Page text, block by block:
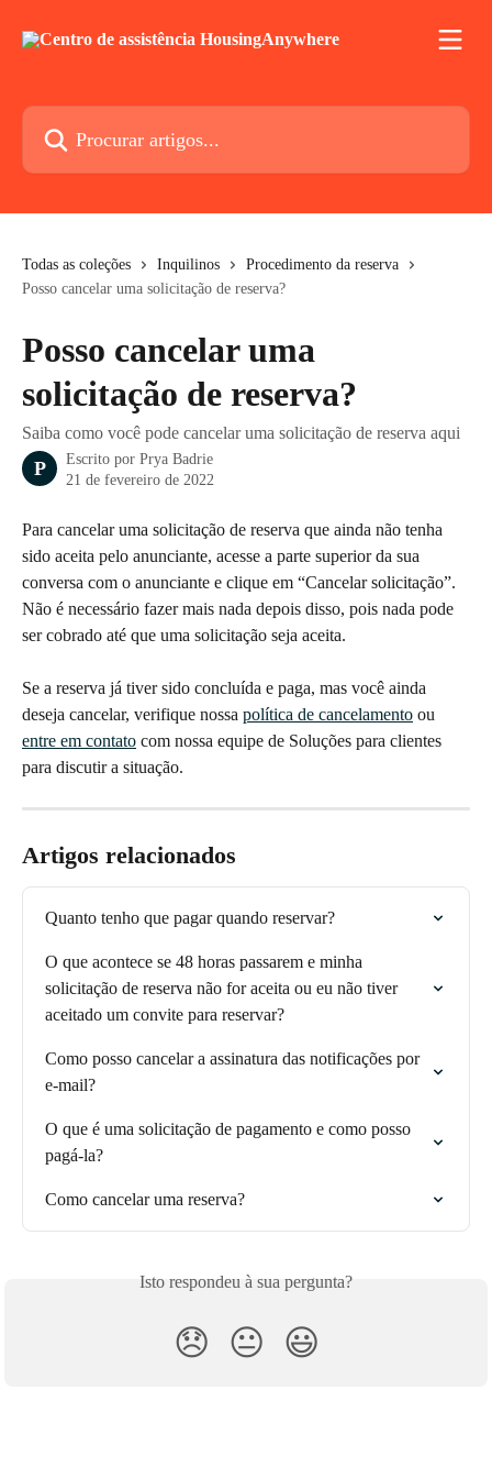
Procurar artigos...
Todas as coleções Inquilinos
Procedimento da reserva
Posso cancelar uma solicitação de reserva?
Posso cancelar uma
solicitação de reserva?
Saiba como você pode cancelar uma solicitação de reserva aqui
P Escrito por Prya Badrie
21 de fevereiro de 2022
Para cancelar uma solicitação de reserva que ainda não tenha
sido aceita pelo anunciante, acesse a parte superior da sua
conversa com o anunciante e clique em “Cancelar solicitação”.
Não é necessário fazer mais nada depois disso, pois nada pode
ser cobrado até que uma solicitação seja aceita.
Se a reserva já tiver sido concluída e paga, mas você ainda
deseja cancelar, verifique nossa política de cancelamento ou
entre em contato com nossa equipe de Soluções para clientes
para discutir a situação.
Artigos relacionados
Quanto tenho que pagar quando reservar?
O que acontece se 48 horas passarem e minha
solicitação de reserva não for aceita ou eu não tiver
aceitado um convite para reservar?
Como posso cancelar a assinatura das notificações por
e-mail?
O que é uma solicitação de pagamento e como posso
pagá-la?
Como cancelar uma reserva?
Isto respondeu à sua pergunta?
😞 😐 😃